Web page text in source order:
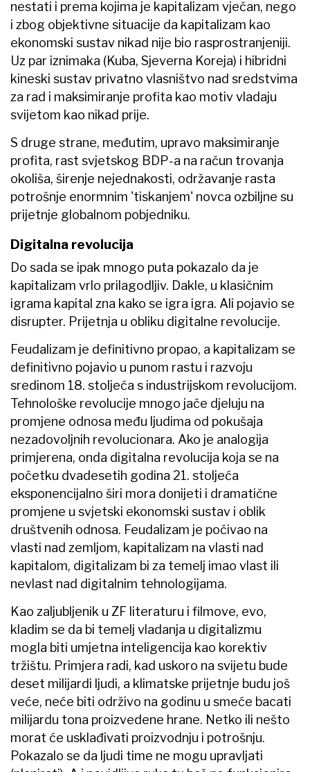
nestati i prema kojima je kapitalizam vječan, nego
i zbog objektivne situacije da kapitalizam kao
ekonomski sustav nikad nije bio rasprostranjeniji.
Uz par iznimaka (Kuba, Sjeverna Koreja) i hibridni
kineski sustav privatno vlasništvo nad sredstvima
za rad i maksimiranje profita kao motiv vladaju
svijetom kao nikad prije.
S druge strane, međutim, upravo maksimiranje
profita, rast svjetskog BDP-a na račun trovanja
okoliša, širenje nejednakosti, održavanje rasta
potrošnje enormnim 'tiskanjem' novca ozbiljne su
prijetnje globalnom pobjedniku.
Digitalna revolucija
Do sada se ipak mnogo puta pokazalo da je
kapitalizam vrlo prilagodljiv. Dakle, u klasičnim
igrama kapital zna kako se igra igra. Ali pojavio se
disrupter. Prijetnja u obliku digitalne revolucije.
Feudalizam je definitivno propao, a kapitalizam se
definitivno pojavio u punom rastu i razvoju
sredinom 18. stoljeća s industrijskom revolucijom.
Tehnološke revolucije mnogo jače djeluju na
promjene odnosa među ljudima od pokušaja
nezadovoljnih revolucionara. Ako je analogija
primjerena, onda digitalna revolucija koja se na
početku dvadesetih godina 21. stoljeća
eksponencijalno širi mora donijeti i dramatične
promjene u svjetski ekonomski sustav i oblik
društvenih odnosa. Feudalizam je počivao na
vlasti nad zemljom, kapitalizam na vlasti nad
kapitalom, digitalizam bi za temelj imao vlast ili
nevlast nad digitalnim tehnologijama.
Kao zaljubljenik u ZF literaturu i filmove, evo,
kladim se da bi temelj vladanja u digitalizmu
mogla biti umjetna inteligencija kao korektiv
tržištu. Primjera radi, kad uskoro na svijetu bude
deset milijardi ljudi, a klimatske prijetnje budu još
veće, neće biti održivo na godinu u smeće bacati
milijardu tona proizvedene hrane. Netko ili nešto
morat će usklađivati proizvodnju i potrošnju.
Pokazalo se da ljudi time ne mogu upravljati